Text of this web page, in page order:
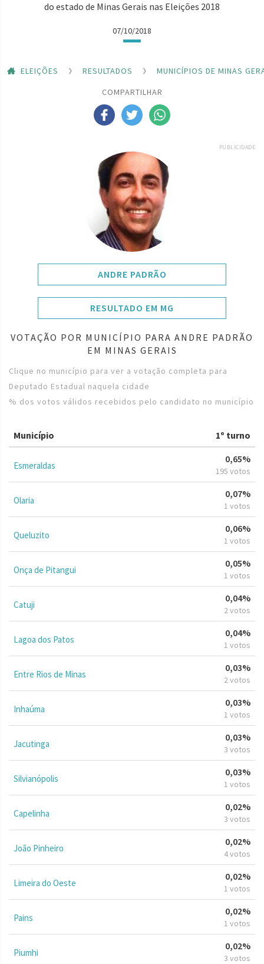
do estado de Minas Gerais nas Eleições 2018
07/10/2018
ELEIÇÕES RESULTADOS
MUNICÍPIOS DE MINAS
COMPARTILHAR
PUBLICIDADE
ANDRE PADRÃO
RESULTADO EM MG
VOTAÇÃO POR MUNICÍPIO PARA ANDRE PADRÃO
EM MINAS GERAIS
Clique no município para ver a votação completa para
Deputado Estadual naquela cidade
% dos votos válidos recebidos pelo candidato no município
Município 1º turno
Esmeraldas
0,65%
195 votos
Olaria
0,07%
1 votos
Queluzito
0,06%
1 votos
Onça de Pitangui
0,05%
1 votos
Catuji
0,04%
2 votos
Lagoa dos Patos
0,04%
1 votos
Entre Rios de Minas
0,03%
2 votos
Inhaúma
0,03%
1 votos
Jacutinga
0,03%
3 votos
Silvianópolis
0,03%
1 votos
Capelinha
0,02%
3 votos
João Pinheiro
0,02%
4 votos
Limeira do Oeste
0,02%
1 votos
Pains
0,02%
1 votos
Piumhi
0,02%
3 votos